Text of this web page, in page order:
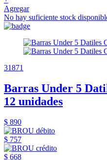
Agregar
No hay suficiente stock
31871
Barras Under 5
12 unidades
$ 890
$ 757
$ 668